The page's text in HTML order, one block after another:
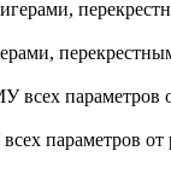
параметров от